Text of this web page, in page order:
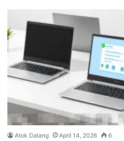
Atok Dalang April 14, 2026 6